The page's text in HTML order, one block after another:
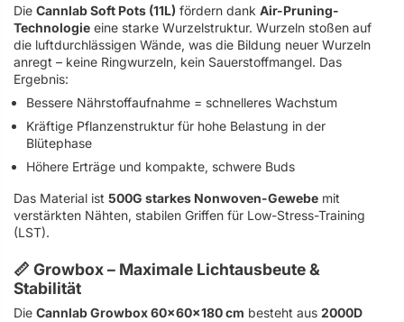
Die Cannlab Soft Pots (11L) fördern dank Air-Pruning-
Technologie eine starke Wurzelstruktur. Wurzeln stoßen auf
die luftdurchlässigen Wände, was die Bildung neuer Wurzeln
anregt – keine Ringwurzeln, kein Sauerstoffmangel. Das
Ergebnis:
Bessere Nährstoffaufnahme = schnelleres Wachstum
Kräftige Pflanzenstruktur für hohe Belastung in der
Blütephase
Höhere Erträge und kompakte, schwere Buds
Das Material ist 500G starkes Nonwoven-Gewebe mit
verstärkten Nähten, stabilen Griffen für Low-Stress-Training
(LST).
📏 Growbox – Maximale Lichtausbeute &
Stabilität
Die Cannlab Growbox 60×60×180 cm besteht aus 2000D